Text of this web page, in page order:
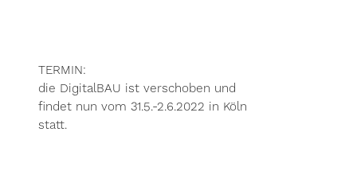
TERMIN:
die DigitalBAU ist verschoben und
findet nun vom 31.5.-2.6.2022 in Köln
statt.